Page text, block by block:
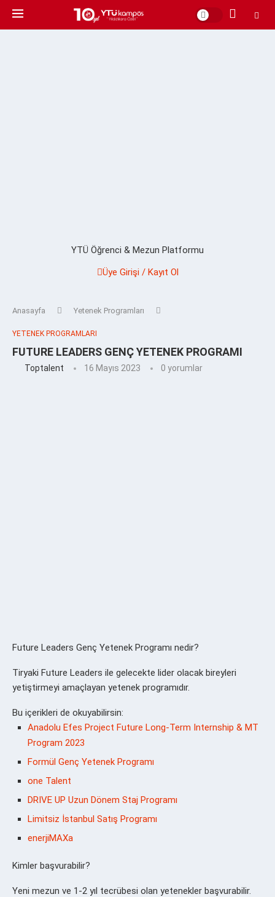
YTÜ Öğrenci & Mezun Platformu
Üye Girişi / Kayıt Ol
Anasayfa Yetenek Programları
YETENEK PROGRAMLARI
FUTURE LEADERS GENÇ YETENEK PROGRAMI
Toptalent 16 Mayıs 2023 0 yorumlar
Future Leaders Genç Yetenek Programı nedir?
Tiryaki Future Leaders ile gelecekte lider olacak bireyleri
yetiştirmeyi amaçlayan yetenek programıdır.
Bu içerikleri de okuyabilirsin:
Anadolu Efes Project Future Long-Term Internship & MT
Program 2023
Formül Genç Yetenek Programı
one Talent
DRIVE UP Uzun Dönem Staj Programı
Limitsiz İstanbul Satış Programı
enerjiMAXa
Kimler başvurabilir?
Yeni mezun ve 1-2 yıl tecrübesi olan yetenekler başvurabilir.